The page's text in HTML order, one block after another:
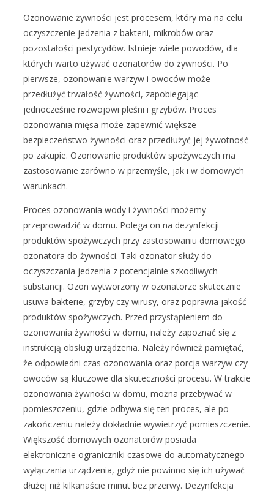
Ozonowanie żywności jest procesem, który ma na celu
oczyszczenie jedzenia z bakterii, mikrobów oraz
pozostałości pestycydów. Istnieje wiele powodów, dla
których warto używać ozonatorów do żywności. Po
pierwsze, ozonowanie warzyw i owoców może
przedłużyć trwałość żywności, zapobiegając
jednocześnie rozwojowi pleśni i grzybów. Proces
ozonowania mięsa może zapewnić większe
bezpieczeństwo żywności oraz przedłużyć jej żywotność
po zakupie. Ozonowanie produktów spożywczych ma
zastosowanie zarówno w przemyśle, jak i w domowych
warunkach.
Proces ozonowania wody i żywności możemy
przeprowadzić w domu. Polega on na dezynfekcji
produktów spożywczych przy zastosowaniu domowego
ozonatora do żywności. Taki ozonator służy do
oczyszczania jedzenia z potencjalnie szkodliwych
substancji. Ozon wytworzony w ozonatorze skutecznie
usuwa bakterie, grzyby czy wirusy, oraz poprawia jakość
produktów spożywczych. Przed przystąpieniem do
ozonowania żywności w domu, należy zapoznać się z
instrukcją obsługi urządzenia. Należy również pamiętać,
że odpowiedni czas ozonowania oraz porcja warzyw czy
owoców są kluczowe dla skuteczności procesu. W trakcie
ozonowania żywności w domu, można przebywać w
pomieszczeniu, gdzie odbywa się ten proces, ale po
zakończeniu należy dokładnie wywietrzyć pomieszczenie.
Większość domowych ozonatorów posiada
elektroniczne ograniczniki czasowe do automatycznego
wyłączania urządzenia, gdyż nie powinno się ich używać
dłużej niż kilkanaście minut bez przerwy. Dezynfekcja